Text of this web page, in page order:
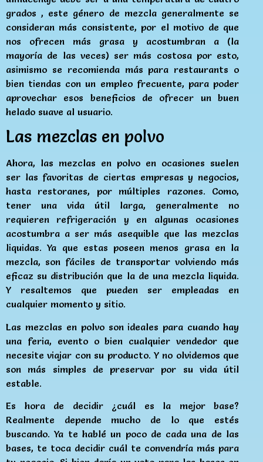
grados , este género de mezcla generalmente se
consideran más consistente, por el motivo de que
nos ofrecen más grasa y acostumbran a (la
mayoría de las veces) ser más costosa por esto,
asimismo se recomienda más para restaurants o
bien tiendas con un empleo frecuente, para poder
aprovechar esos beneficios de ofrecer un buen
helado suave al usuario.
Las mezclas en polvo
Ahora, las mezclas en polvo en ocasiones suelen
ser las favoritas de ciertas empresas y negocios,
hasta restoranes, por múltiples razones. Como,
tener una vida útil larga, generalmente no
requieren refrigeración y en algunas ocasiones
acostumbra a ser más asequible que las mezclas
liquidas. Ya que estas poseen menos grasa en la
mezcla, son fáciles de transportar volviendo más
eficaz su distribución que la de una mezcla liquida.
Y resaltemos que pueden ser empleadas en
cualquier momento y sitio.
Las mezclas en polvo son ideales para cuando hay
una feria, evento o bien cualquier vendedor que
necesite viajar con su producto. Y no olvidemos que
son más simples de preservar por su vida útil
estable.
Es hora de decidir ¿cuál es la mejor base?
Realmente depende mucho de lo que estés
buscando. Ya te hablé un poco de cada una de las
bases, te toca decidir cuál te convendría más para